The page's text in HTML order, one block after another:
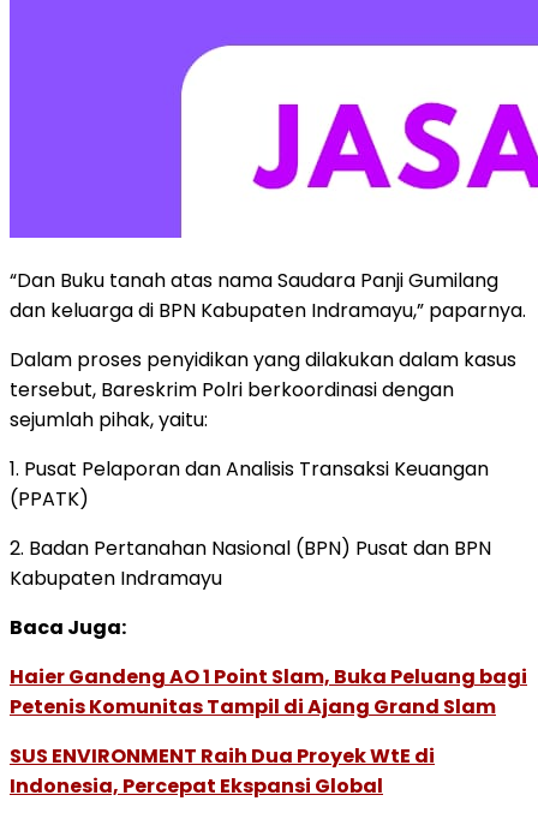
“Dan Buku tanah atas nama Saudara Panji Gumilang
dan keluarga di BPN Kabupaten Indramayu,” paparnya.
Dalam proses penyidikan yang dilakukan dalam kasus
tersebut, Bareskrim Polri berkoordinasi dengan
sejumlah pihak, yaitu:
1. Pusat Pelaporan dan Analisis Transaksi Keuangan
(PPATK)
2. Badan Pertanahan Nasional (BPN) Pusat dan BPN
Kabupaten Indramayu
Baca Juga:
Haier Gandeng AO 1 Point Slam, Buka Peluang bagi
Petenis Komunitas Tampil di Ajang Grand Slam
SUS ENVIRONMENT Raih Dua Proyek WtE di
Indonesia, Percepat Ekspansi Global